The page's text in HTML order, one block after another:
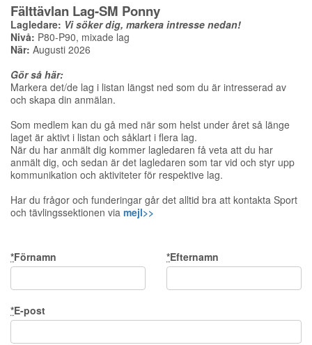
Fälttävlan Lag-SM Ponny
Lagledare: Vi söker dig, markera intresse nedan!
Nivå: P80-P90, mixade lag
När: Augusti 2026
Gör så här:
Markera det/de lag i listan längst ned som du är intresserad av
och skapa din anmälan.
Som medlem kan du gå med när som helst under året så länge
laget är aktivt i listan och såklart i flera lag.
När du har anmält dig kommer lagledaren få veta att du har
anmält dig, och sedan är det lagledaren som tar vid och styr upp
kommunikation och aktiviteter för respektive lag.
Har du frågor och funderingar går det alltid bra att kontakta Sport
och tävlingssektionen via mejl>>
*Förnamn *Efternamn
*E-post